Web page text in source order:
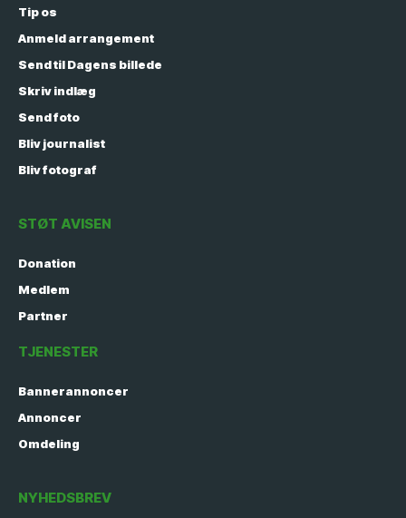
Tip os
Anmeld arrangement
Send til Dagens billede
Skriv indlæg
Send foto
Bliv journalist
Bliv fotograf
STØT AVISEN
Donation
Medlem
Partner
TJENESTER
Bannerannoncer
Annoncer
Omdeling
NYHEDSBREV